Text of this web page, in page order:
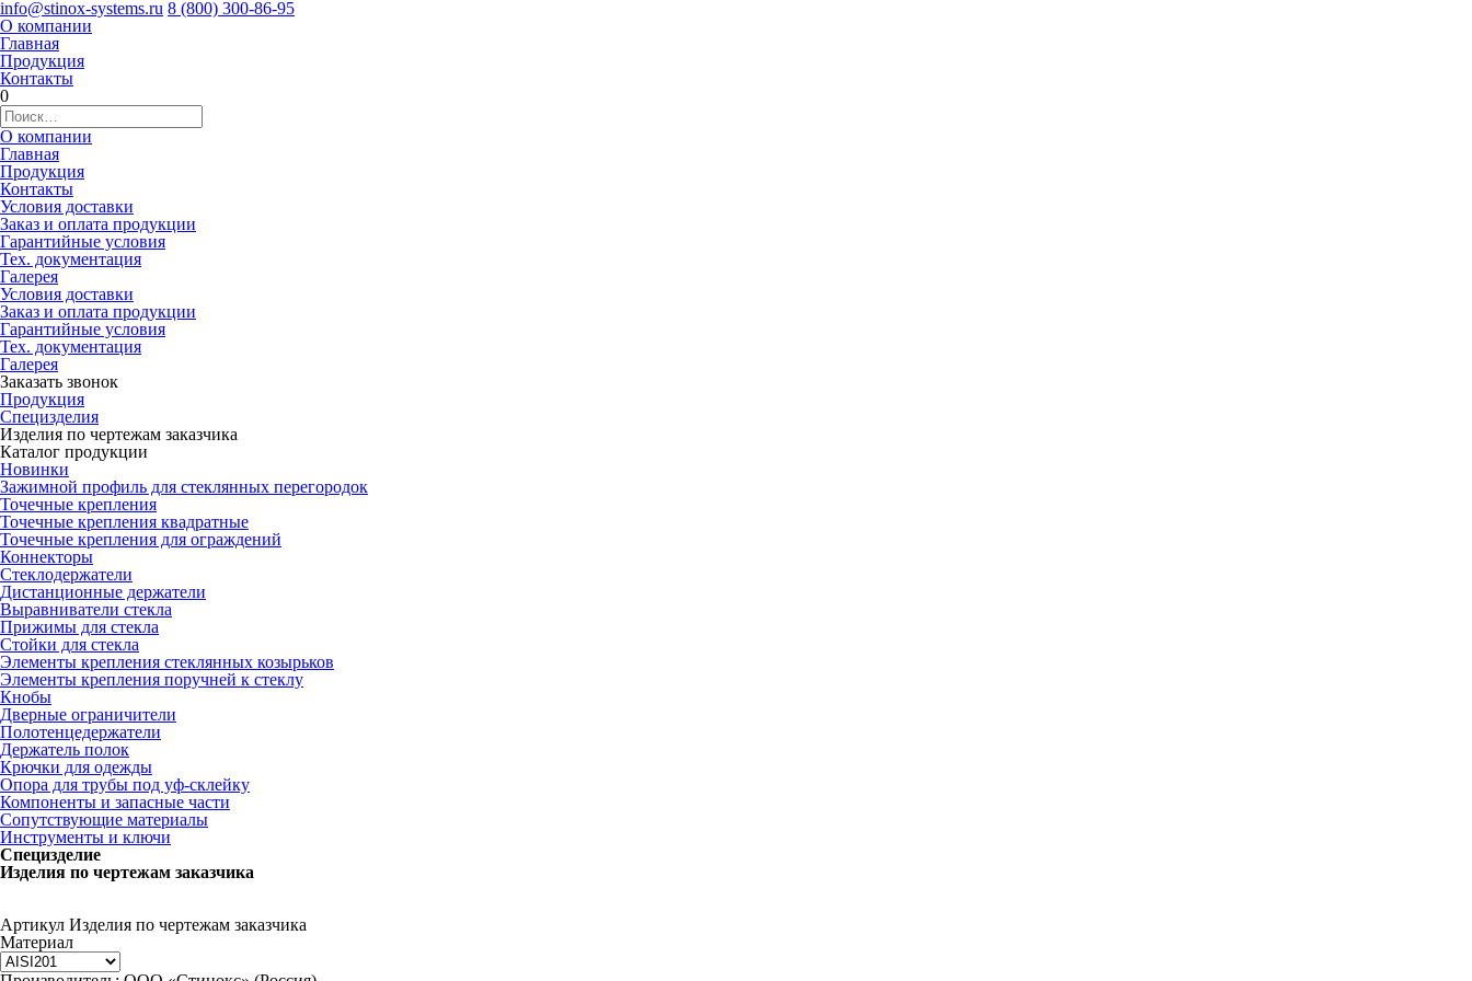
info@stinox-systems.ru 8 (800) 300-86-95
О компании
Главная
Продукция
Контакты
0
О компании
Главная
Продукция
Контакты
Условия доставки
Заказ и оплата продукции
Гарантийные условия
Тех. документация
Галерея
Условия доставки
Заказ и оплата продукции
Гарантийные условия
Тех. документация
Галерея
Заказать звонок
Продукция
Специзделия
Изделия по чертежам заказчика
Каталог продукции
Новинки
Зажимной профиль для стеклянных перегородок
Точечные крепления
Точечные крепления квадратные
Точечные крепления для ограждений
Коннекторы
Стеклодержатели
Дистанционные держатели
Выравниватели стекла
Прижимы для стекла
Стойки для стекла
Элементы крепления стеклянных козырьков
Элементы крепления поручней к стеклу
Кнобы
Дверные ограничители
Полотенцедержатели
Держатель полок
Крючки для одежды
Опора для трубы под уф-склейку
Компоненты и запасные части
Сопутствующие материалы
Инструменты и ключи
Специзделие
Изделия по чертежам заказчика
Артикул Изделия по чертежам заказчика
Материал